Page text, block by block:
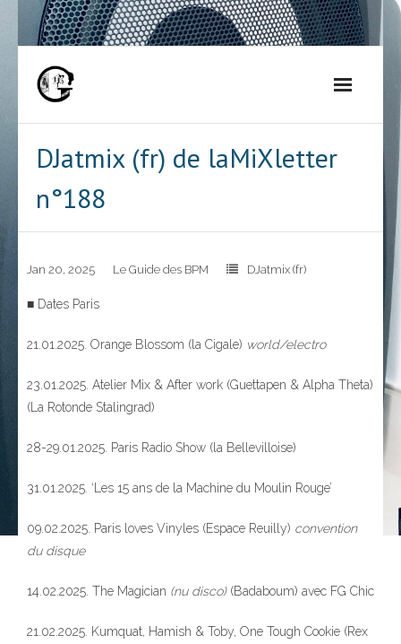
DJatmix (fr) de laMiXletter
n°188
Jan 20, 2025 Le Guide des BPM DJatmix (fr)
■ Dates Paris
21.01.2025. Orange Blossom (la Cigale) world/electro
23.01.2025. Atelier Mix & After work (Guettapen & Alpha Theta)
(La Rotonde Stalingrad)
28-29.01.2025. Paris Radio Show (la Bellevilloise)
31.01.2025. ‘Les 15 ans de la Machine du Moulin Rouge’
09.02.2025. Paris loves Vinyles (Espace Reuilly) convention
du disque
14.02.2025. The Magician (nu disco)(Badaboum) avec FG Chic
21.02.2025. Kumquat, Hamish & Toby, One Tough Cookie (Rex